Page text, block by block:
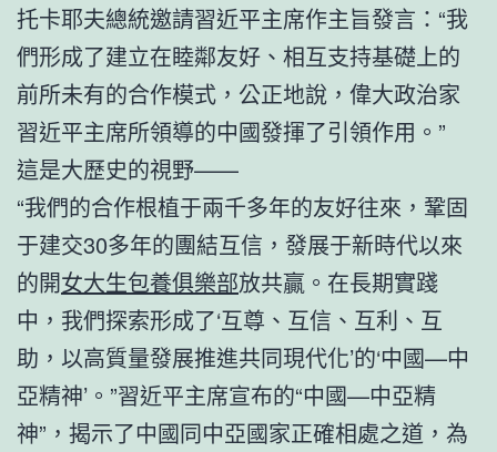
托卡耶夫總統邀請習近平主席作主旨發言：“我
們形成了建立在睦鄰友好、相互支持基礎上的
前所未有的合作模式，公正地說，偉大政治家
習近平主席所領導的中國發揮了引領作用。”
這是大歷史的視野——
“我們的合作根植于兩千多年的友好往來，鞏固
于建交30多年的團結互信，發展于新時代以來
的開女大生包養俱樂部放共贏。在長期實踐
中，我們探索形成了‘互尊、互信、互利、互
助，以高質量發展推進共同現代化’的‘中國—中
亞精神’。”習近平主席宣布的“中國—中亞精
神”，揭示了中國同中亞國家正確相處之道，為